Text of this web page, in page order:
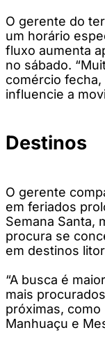
O gerente do
um horário
fluxo aumenta
no sábado.
comércio
influencie a
Destinos
O gerente
em feriados
Semana Santa,
procura se
em destinos
“A busca é
mais
próximas, como
Manhuaçu e